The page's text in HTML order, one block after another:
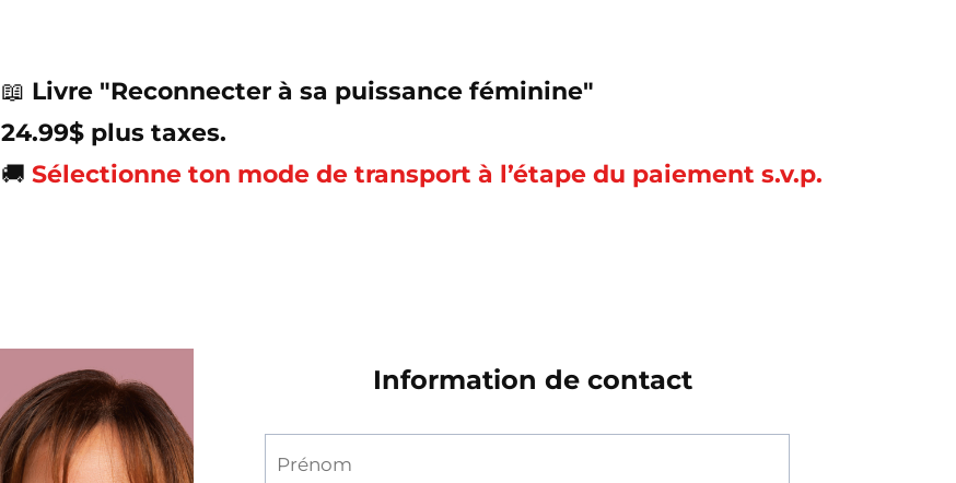
📖 Livre "Reconnecter à sa puissance féminine"
24.99$ plus taxes.
🚚Sélectionne ton mode de transport à l’étape du paiement s.v.p.
Information de contact